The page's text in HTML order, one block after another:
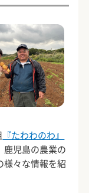
『たわわのわ』
鹿児島の農業の
様々な情報を紹